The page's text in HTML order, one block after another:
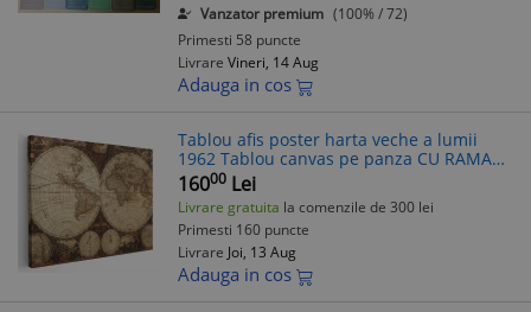
Vanzator premium (100% / 72)
Primesti 58 puncte
Livrare Vineri, 14 Aug
Adauga in cos
Tablou afis poster harta veche a lumii
1962 Tablou canvas pe panza CU RAMA
50x70 cm
16000 Lei
Livrare gratuita la comenzile de 300 lei
Primesti 160 puncte
Livrare Joi, 13 Aug
Adauga in cos